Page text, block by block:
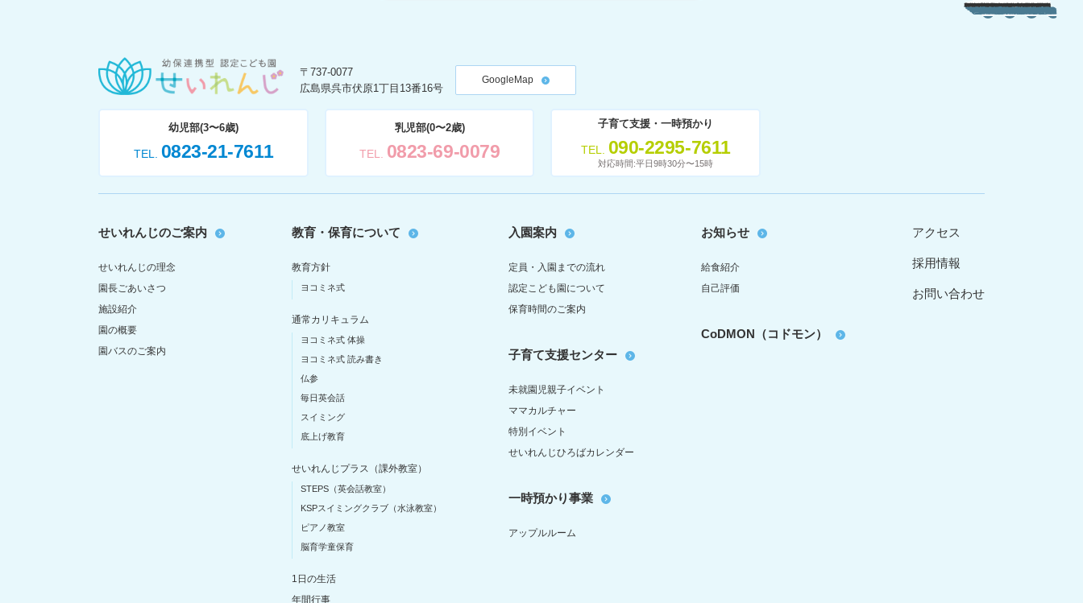
〒737-0077
広島県呉市伏原1丁目13番16号
GoogleMap
幼児部(3〜6歳)
TEL 0823-21-7611
乳児部(0〜2歳)
TEL 0823-69-0079
子育て支援・一時預かり
TEL 090-2295-7611
対応時間:平日9時30分〜15時
せいれんじのご案内
せいれんじの理念
園長ごあいさつ
施設紹介
園の概要
園バスのご案内
教育・保育について
教育方針
ヨコミネ式
通常カリキュラム
ヨコミネ式 体操
ヨコミネ式 読み書き
仏参
毎日英会話
スイミング
底上げ教育
せいれんじプラス（課外教室）
STEPS（英会話教室）
KSPスイミングクラブ（水泳教室）
ピアノ教室
脳育学童保育
1日の生活
年間行事
入園案内
定員・入園までの流れ
認定こども園について
保育時間のご案内
子育て支援センター
未就園児親子イベント
ママカルチャー
特別イベント
せいれんじひろばカレンダー
一時預かり事業
アップルルーム
お知らせ
給食紹介
自己評価
CoDMON（コドモン）
アクセス
採用情報
お問い合わせ